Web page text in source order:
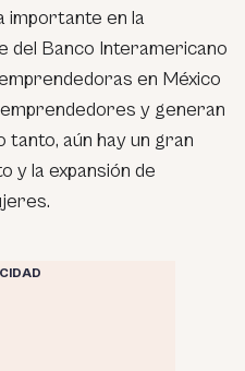
importante en la
del Banco Interamericano
en México
y generan
tanto, aún hay un gran
y la expansión de